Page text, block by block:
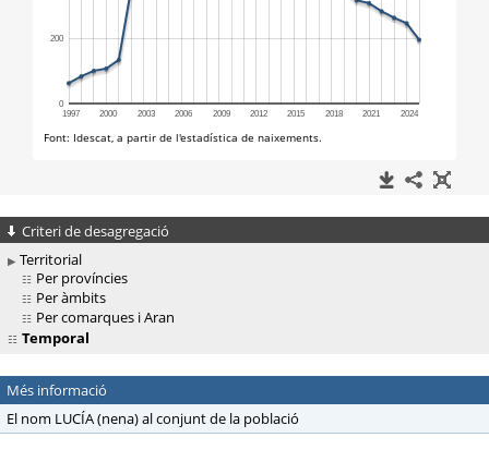
Criteri de desagregació
Territorial
Per províncies
Per àmbits
Per comarques i Aran
Temporal
Més informació
El nom LUCÍA (nena) al conjunt de la població